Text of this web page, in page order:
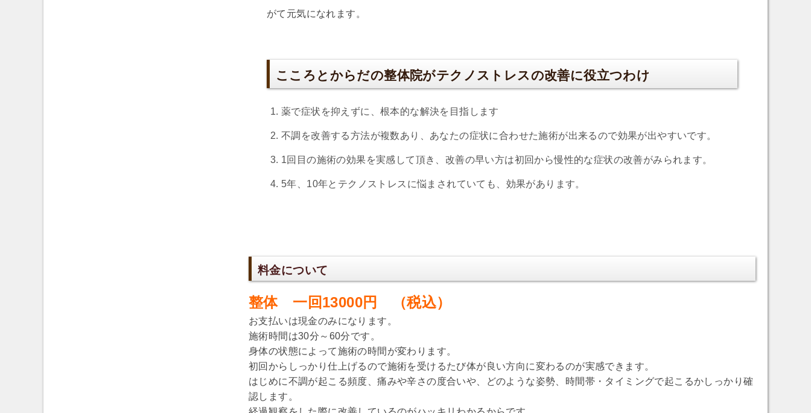
がて元気になれます。
こころとからだの整体院がテクノストレスの改善に役立つわけ
薬で症状を抑えずに、根本的な解決を目指します
不調を改善する方法が複数あり、あなたの症状に合わせた施術が出来るので効果が出やすいです。
1回目の施術の効果を実感して頂き、改善の早い方は初回から慢性的な症状の改善がみられます。
5年、10年とテクノストレスに悩まされていても、効果があります。
料金について
整体 一回13000円 （税込）
お支払いは現金のみになります。
施術時間は30分～60分です。
身体の状態によって施術の時間が変わります。
初回からしっかり仕上げるので施術を受けるたび体が良い方向に変わるのが実感できます。
はじめに不調が起こる頻度、痛みや辛さの度合いや、どのような姿勢、時間帯・タイミングで起こるかしっかり確
認します。